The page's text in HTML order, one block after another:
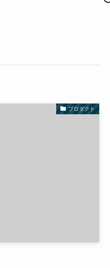
プロダクト